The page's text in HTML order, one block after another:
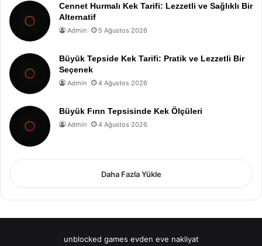
Cennet Hurmalı Kek Tarifi: Lezzetli ve Sağlıklı Bir
Alternatif
Admin 5 Ağustos 2026
Büyük Tepside Kek Tarifi: Pratik ve Lezzetli Bir
Seçenek
Admin 4 Ağustos 2026
Büyük Fırın Tepsisinde Kek Ölçüleri
Admin 4 Ağustos 2026
Daha Fazla Yükle
unblocked games evden eve nakliyat